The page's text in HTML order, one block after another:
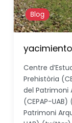
Blog
Centre
Prehistòria
del Patrimoni
(CEPAP-
Patrimoni